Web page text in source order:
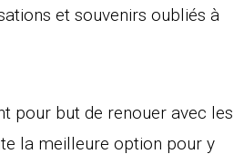
et souvenirs oubliés à
pour but de renouer avec les
la meilleure option pour y